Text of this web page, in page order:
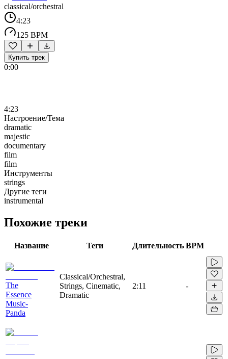
classical/orchestral
4:23
125 BPM
Купить трек
0:00
4:23
Настроение/Тема
dramatic
majestic
documentary
film
film
Инструменты
strings
Другие теги
instrumental
Похожие треки
Название Теги Длительность BPM
The
Essence
Music-
Panda
Classical/Orchestral,
Strings, Cinematic,
Dramatic
2:11 -